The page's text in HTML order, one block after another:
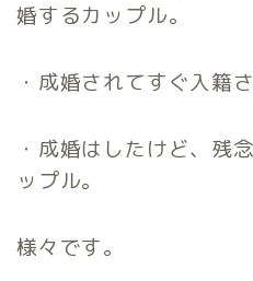
婚するカップル。
・成婚されてすぐ入籍
・成婚はしたけど、残
ップル。
様々です。